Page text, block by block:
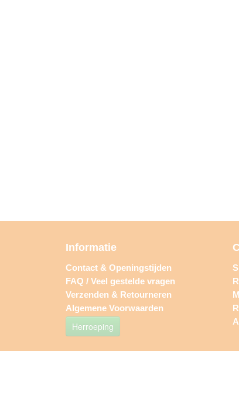
Informatie
Contact & Openingstijden
FAQ / Veel gestelde vragen
Verzenden & Retourneren
Algemene Voorwaarden
Herroeping